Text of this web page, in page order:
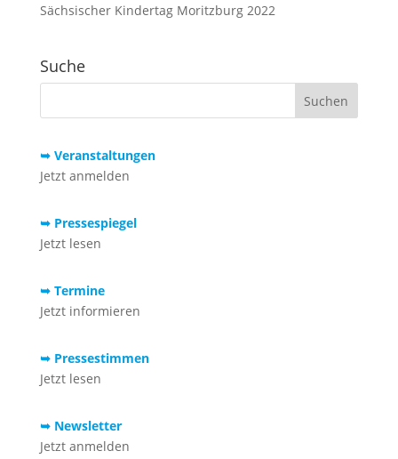
Sächsischer Kindertag Moritzburg 2022
Suche
➥ Veranstaltungen
Jetzt anmelden
➥ Pressespiegel
Jetzt lesen
➥ Termine
Jetzt informieren
➥ Pressestimmen
Jetzt lesen
➥ Newsletter
Jetzt anmelden